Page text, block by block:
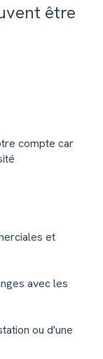
être
compte car
et
avec les
ou d'une